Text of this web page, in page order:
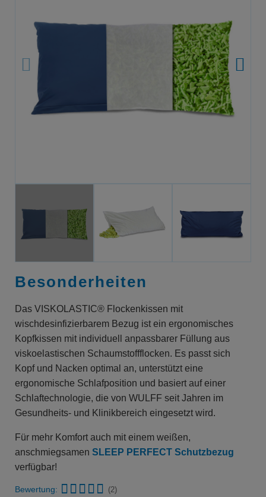
Besonderheiten
Das VISKOLASTIC® Flockenkissen mit
wischdesinfizierbarem Bezug ist ein ergonomisches
Kopfkissen mit individuell anpassbarer Füllung aus
viskoelastischen Schaumstoffflocken. Es passt sich
Kopf und Nacken optimal an, unterstützt eine
ergonomische Schlafposition und basiert auf einer
Schlaftechnologie, die von WULFF seit Jahren im
Gesundheits- und Klinikbereich eingesetzt wird.
Für mehr Komfort auch mit einem weißen,
anschmiegsamen SLEEP PERFECT Schutzbezug
verfügbar!
Bewertung: (2)